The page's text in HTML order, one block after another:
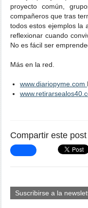
proyecto común,
compañeros que tras
todos estos ejemplos la
reflexionar cuando
No es fácil ser
Más en la red.
www.diariopyme.com
Compartir este post
Suscribirse a la